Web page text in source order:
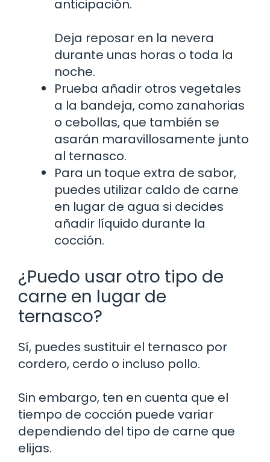
anticipación.
Deja reposar en la nevera
durante unas horas o toda la
noche.
Prueba añadir otros vegetales
a la bandeja, como zanahorias
o cebollas, que también se
asarán maravillosamente junto
al ternasco.
Para un toque extra de sabor,
puedes utilizar caldo de carne
en lugar de agua si decides
añadir líquido durante la
cocción.
¿Puedo usar otro tipo de
carne en lugar de
ternasco?
Sí, puedes sustituir el ternasco por
cordero, cerdo o incluso pollo.
Sin embargo, ten en cuenta que el
tiempo de cocción puede variar
dependiendo del tipo de carne que
elijas.